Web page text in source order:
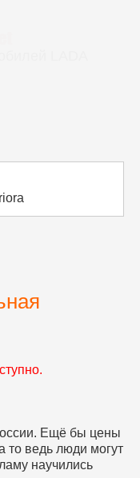
Ещё бы цены
то ведь люди могут
научились